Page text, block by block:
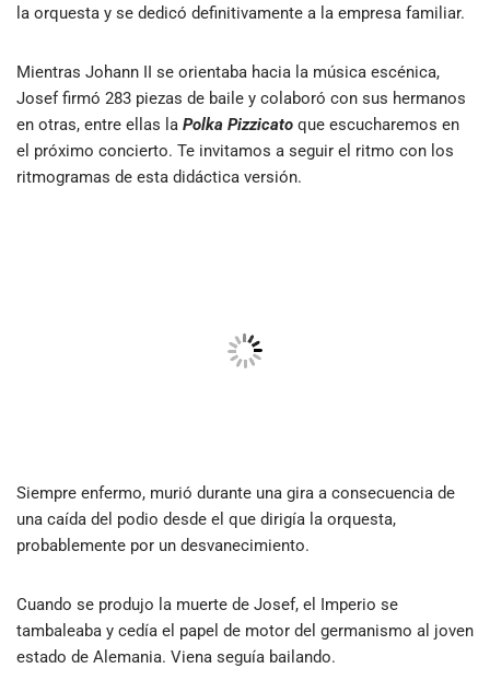
la orquesta y se dedicó definitivamente a la empresa familiar.
Mientras Johann II se orientaba hacia la música escénica,
Josef firmó 283 piezas de baile y colaboró con sus hermanos
en otras, entre ellas la Polka Pizzicato que escucharemos en
el próximo concierto. Te invitamos a seguir el ritmo con los
ritmogramas de esta didáctica versión.
Siempre enfermo, murió durante una gira a consecuencia de
una caída del podio desde el que dirigía la orquesta,
probablemente por un desvanecimiento.
Cuando se produjo la muerte de Josef, el Imperio se
tambaleaba y cedía el papel de motor del germanismo al joven
estado de Alemania. Viena seguía bailando.